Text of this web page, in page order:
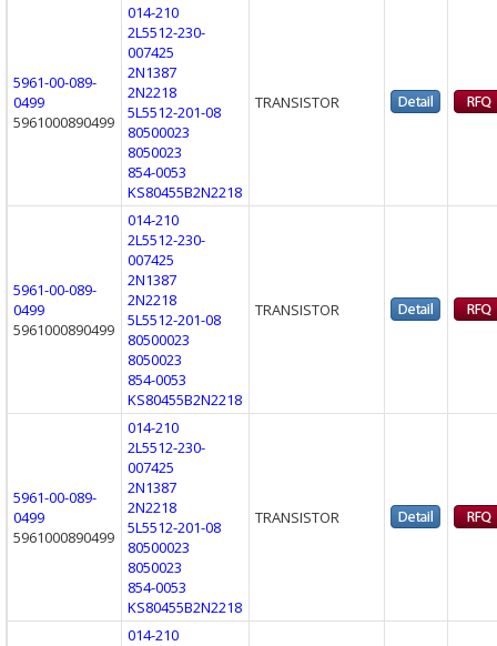
5961-00-089-
0499
5961000890499
014-210
2L5512-230-
007425
2N1387
2N2218
5L5512-201-08
80500023
8050023
854-0053
KS80455B2N2218
TRANSISTOR
5961-00-089-
0499
5961000890499
014-210
2L5512-230-
007425
2N1387
2N2218
5L5512-201-08
80500023
8050023
854-0053
KS80455B2N2218
TRANSISTOR
5961-00-089-
0499
5961000890499
014-210
2L5512-230-
007425
2N1387
2N2218
5L5512-201-08
80500023
8050023
854-0053
KS80455B2N2218
TRANSISTOR
014-210